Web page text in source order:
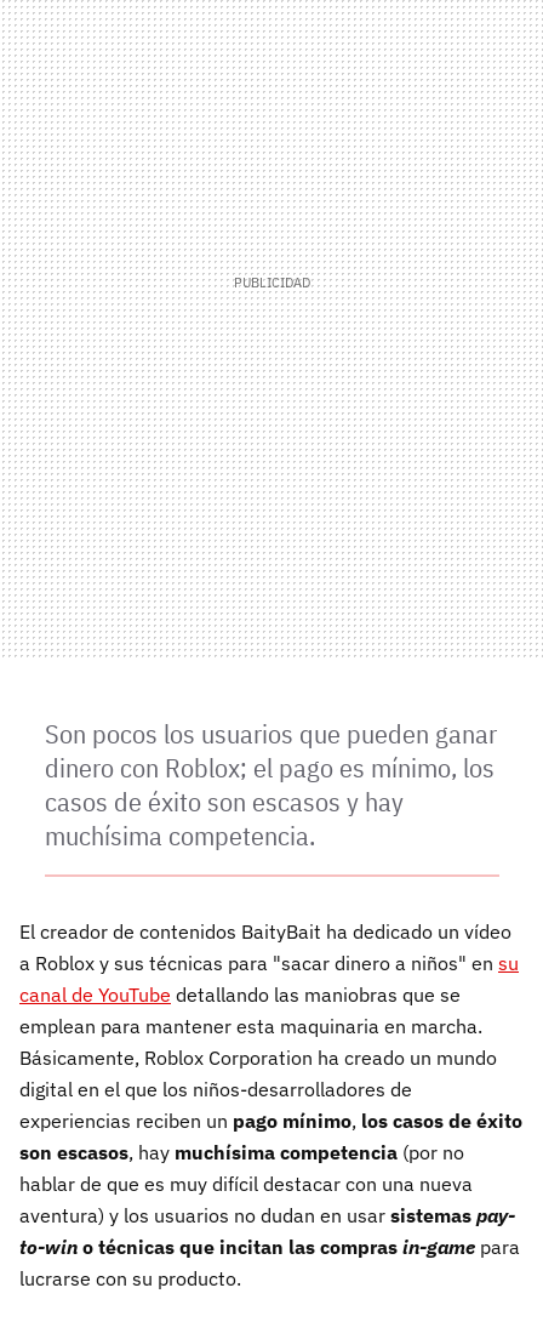
Son pocos los usuarios que pueden ganar
dinero con Roblox; el pago es mínimo, los
casos de éxito son escasos y hay
muchísima competencia.
El creador de contenidos BaityBait ha dedicado un vídeo
a Roblox y sus técnicas para "sacar dinero a niños" en su
canal de YouTube detallando las maniobras que se
emplean para mantener esta maquinaria en marcha.
Básicamente, Roblox Corporation ha creado un mundo
digital en el que los niños-desarrolladores de
experiencias reciben un pago mínimo, los casos de éxito
son escasos, hay muchísima competencia (por no
hablar de que es muy difícil destacar con una nueva
aventura) y los usuarios no dudan en usar sistemas pay-
to-win o técnicas que incitan las compras in-game para
lucrarse con su producto.